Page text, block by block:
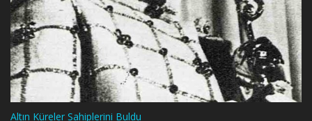
Altın Küreler Sahiplerini Buldu